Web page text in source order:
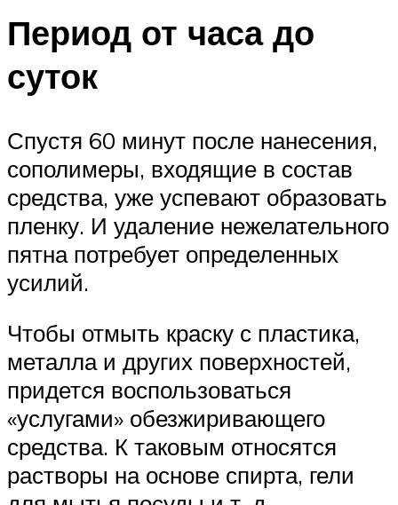
Период от часа до
суток
Спустя 60 минут после нанесения,
сополимеры, входящие в состав
средства, уже успевают образовать
пленку. И удаление нежелательного
пятна потребует определенных
усилий.
Чтобы отмыть краску с пластика,
металла и других поверхностей,
придется воспользоваться
«услугами» обезжиривающего
средства. К таковым относятся
растворы на основе спирта, гели